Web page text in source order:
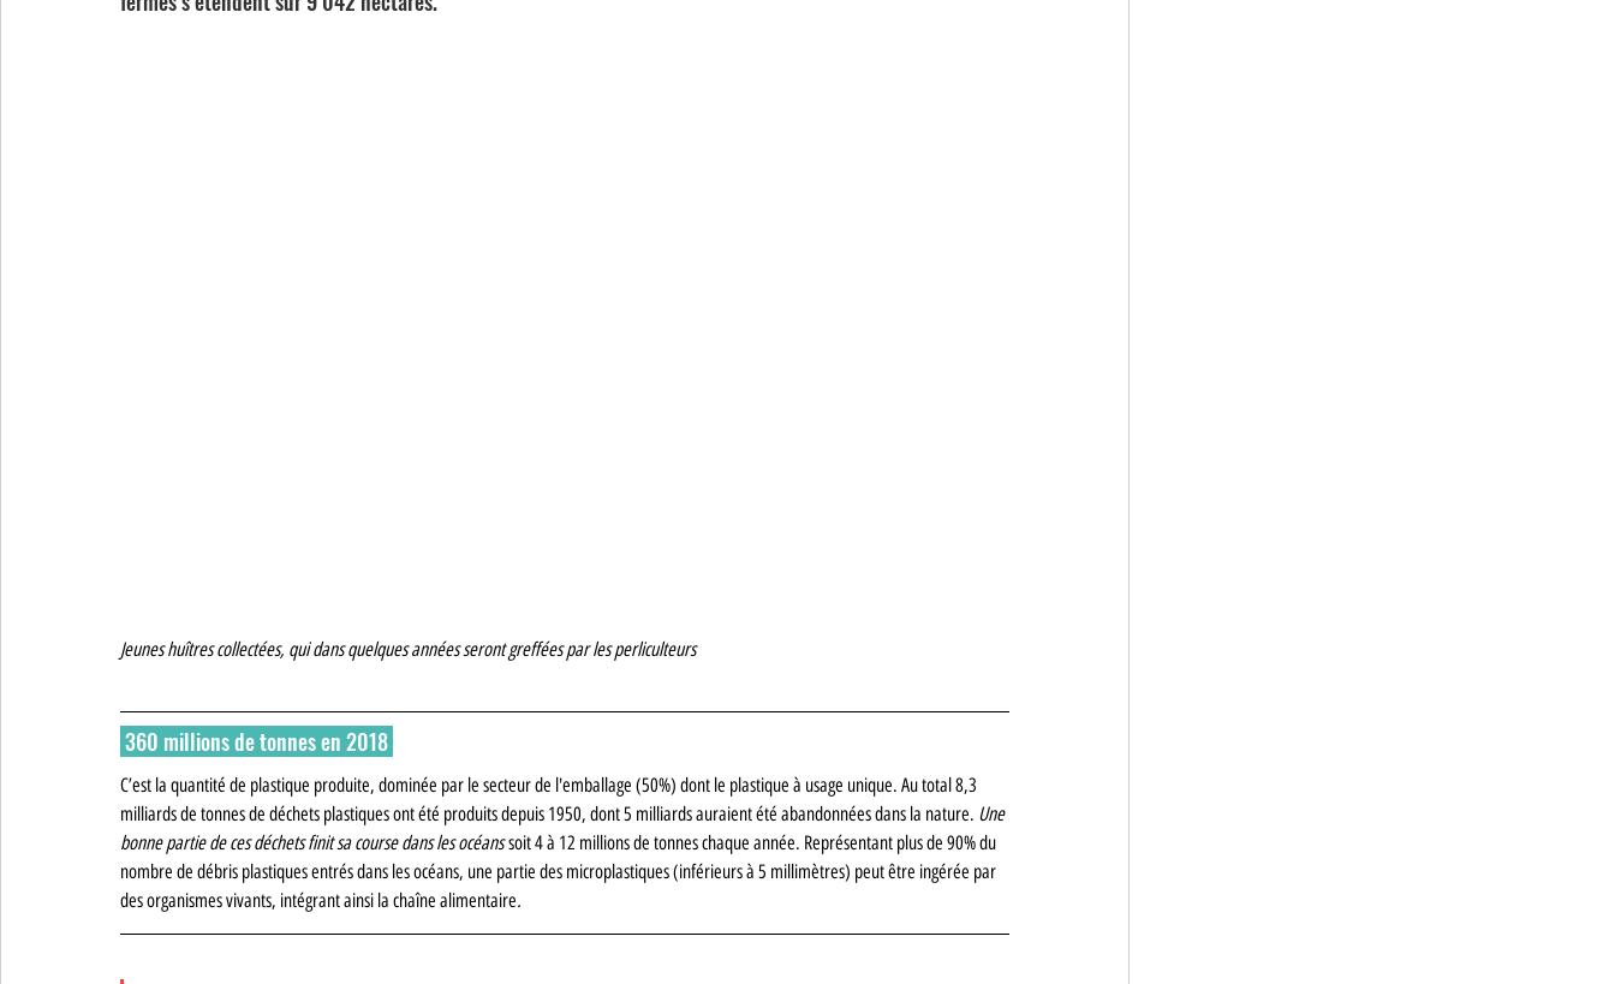
Jeunes huîtres collectées, qui dans quelques années seront greffées par les perliculteurs
360 millions de tonnes en 2018
C’est la quantité de plastique produite, dominée par le secteur de l'emballage (50%) dont le plastique à usage unique. Au total 8,3
milliards de tonnes de déchets plastiques ont été produits depuis 1950, dont 5 milliards auraient été abandonnées dans la nature. Une
bonne partie de ces déchets finit sa course dans les océans soit 4 à 12 millions de tonnes chaque année. Représentant plus de 90% du
nombre de débris plastiques entrés dans les océans, une partie des microplastiques (inférieurs à 5 millimètres) peut être ingérée par
des organismes vivants, intégrant ainsi la chaîne alimentaire.